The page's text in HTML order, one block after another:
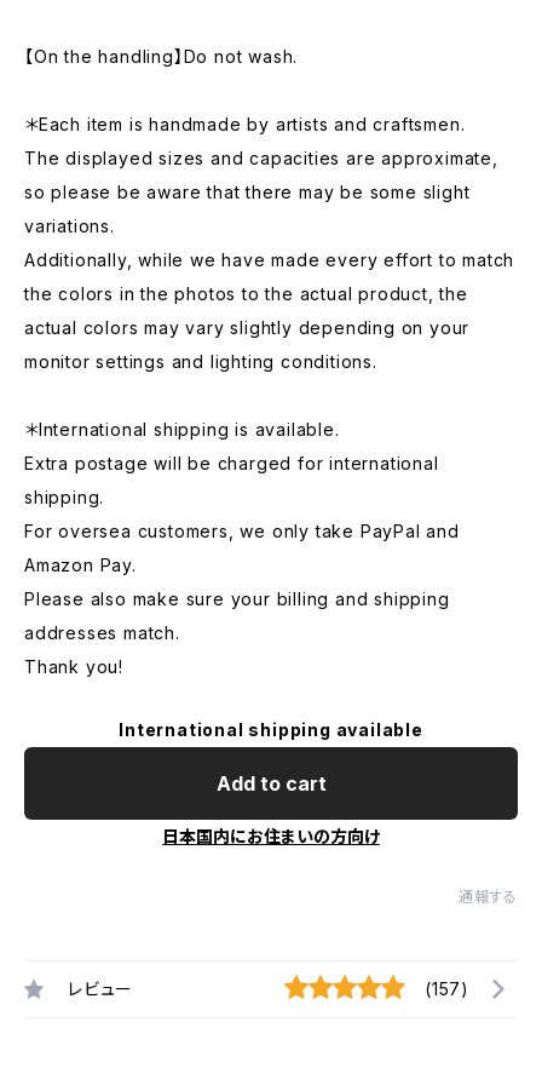
【On the handling】Do not wash.
＊Each item is handmade by artists and craftsmen.
The displayed sizes and capacities are approximate,
so please be aware that there may be some slight
variations.
Additionally, while we have made every effort to match
the colors in the photos to the actual product, the
actual colors may vary slightly depending on your
monitor settings and lighting conditions.
＊International shipping is available.
Extra postage will be charged for international
shipping.
For oversea customers, we only take PayPal and
Amazon Pay.
Please also make sure your billing and shipping
addresses match.
Thank you!
International shipping available
Add to cart
日本国内にお住まいの方向け
通報する
レビュー (157)